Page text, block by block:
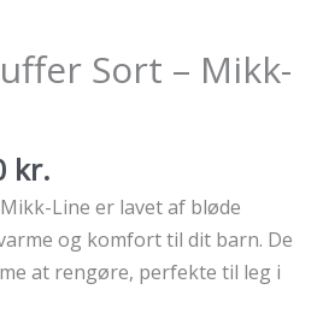
Sort – Mikk-
kr.
aktuelle
pris
er:
27,00 kr..
Line er lavet af bløde
og komfort til dit barn. De
at rengøre, perfekte til leg i